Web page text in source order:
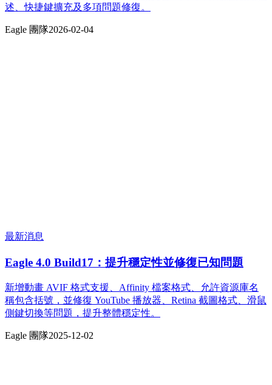
述、快捷鍵擴充及多項問題修復。
Eagle 團隊2026-02-04
最新消息
Eagle 4.0 Build17：提升穩定性並修復已知問題
新增動畫 AVIF 格式支援、Affinity 檔案格式、允許資源庫名
稱包含括號，並修復 YouTube 播放器、Retina 截圖格式、滑鼠
側鍵切換等問題，提升整體穩定性。
Eagle 團隊2025-12-02